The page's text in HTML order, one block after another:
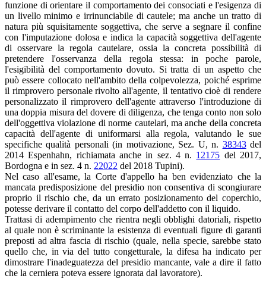
funzione di orientare il comportamento dei consociati e l'esigenza di
un livello minimo e irrinunciabile di cautele; ma anche un tratto di
natura più squisitamente soggettiva, che serve a segnare il confine
con l'imputazione dolosa e indica la capacità soggettiva dell'agente
di osservare la regola cautelare, ossia la concreta possibilità di
pretendere l'osservanza della regola stessa: in poche parole,
l'esigibilità del comportamento dovuto. Si tratta di un aspetto che
può essere collocato nell'ambito della colpevolezza, poiché esprime
il rimprovero personale rivolto all'agente, il tentativo cioè di rendere
personalizzato il rimprovero dell'agente attraverso l'introduzione di
una doppia misura del dovere di diligenza, che tenga conto non solo
dell'oggettiva violazione di norme cautelari, ma anche della concreta
capacità dell'agente di uniformarsi alla regola, valutando le sue
specifiche qualità personali (in motivazione, Sez. U, n. 38343del
2014 Espenhahn, richiamata anche in sez. 4 n. 12175 del 2017,
Bordogna e in sez. 4 n. 22022 del 2018 Tupini).
Nel caso all'esame, la Corte d'appello ha ben evidenziato che la
mancata predisposizione del presidio non consentiva di scongiurare
proprio il rischio che, da un errato posizionamento del coperchio,
potesse derivare il contatto del corpo dell'addetto con il liquido.
Trattasi di adempimento che rientra negli obblighi datoriali, rispetto
al quale non è scriminante la esistenza di eventuali figure di garanti
preposti ad altra fascia di rischio (quale, nella specie, sarebbe stato
quello che, in via del tutto congetturale, la difesa ha indicato per
dimostrare l'inadeguatezza del presidio mancante, vale a dire il fatto
che la cerniera poteva essere ignorata dal lavoratore).